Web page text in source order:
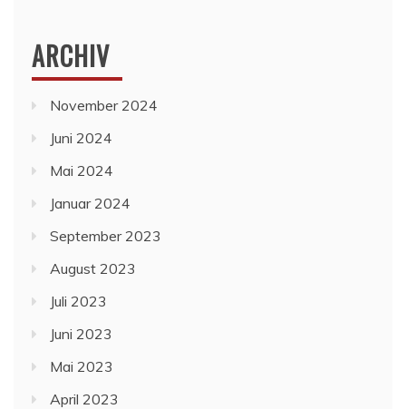
ARCHIV
November 2024
Juni 2024
Mai 2024
Januar 2024
September 2023
August 2023
Juli 2023
Juni 2023
Mai 2023
April 2023